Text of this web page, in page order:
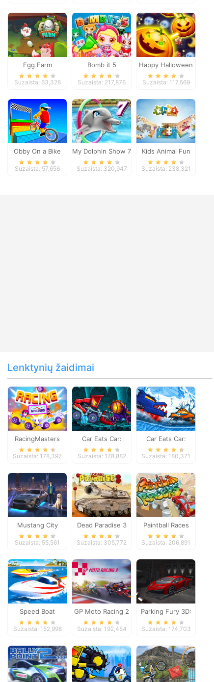
Egg Farm
Suzaista: 63,328
Bomb it 5
Suzaista: 217,876
Happy Halloween
Suzaista: 117,569
Obby On a Bike
Suzaista: 57,656
My Dolphin Show 7
Suzaista: 320,947
Kids Animal Fun
Suzaista: 238,321
Lenktynių žaidimai
RacingMasters
Suzaista: 178,397
Car Eats Car:
Dungeon
Adventure
Suzaista: 178,882
Car Eats Car:
Winter Adventure
Suzaista: 180,371
Mustang City
Driver
Suzaista: 55,561
Dead Paradise 3
Suzaista: 305,772
Paintball Races
Suzaista: 206,891
Speed Boat
Extreme Racing
Suzaista: 152,998
GP Moto Racing 2
Suzaista: 192,454
Parking Fury 3D:
Night Thief
Suzaista: 174,703